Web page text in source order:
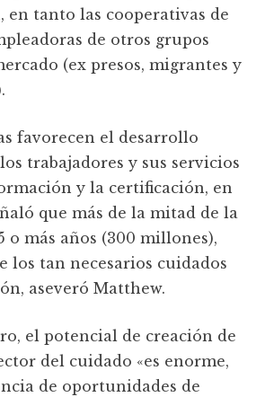
en tanto las cooperativas de
de otros grupos
(ex presos, migrantes y
favorecen el desarrollo
trabajadores y sus servicios
y la certificación, en
que más de la mitad de la
o más años (300 millones),
los tan necesarios cuidados
aseveró Matthew.
el potencial de creación de
del cuidado «es enorme,
de oportunidades de